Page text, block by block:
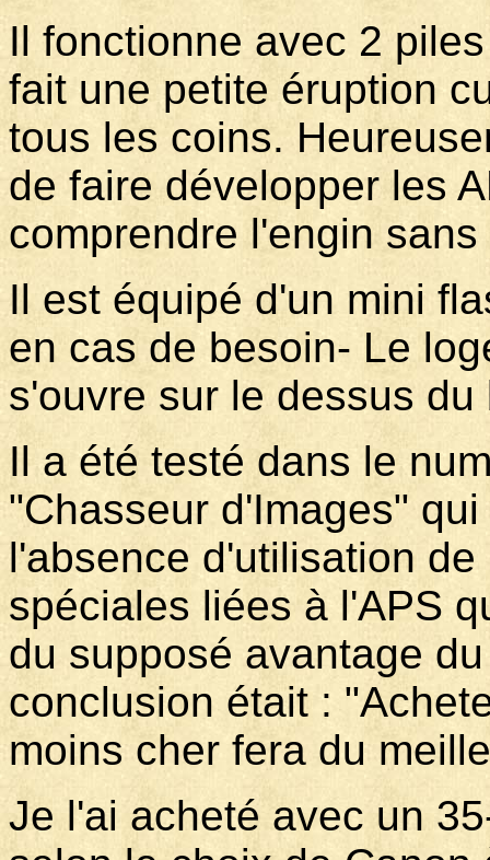
Il fonctionne avec 2
fait une petite éruption
tous les coins.
de faire développer les
comprendre l'engin
Il est équipé d'un mini
en cas de besoin- Le
s'ouvre sur le dessus du
Il a été testé dans le
"Chasseur d'Images"
l'absence d'utilisation
spéciales liées à l'APS
du supposé avantage
conclusion était :
moins cher fera du
Je l'ai acheté avec un